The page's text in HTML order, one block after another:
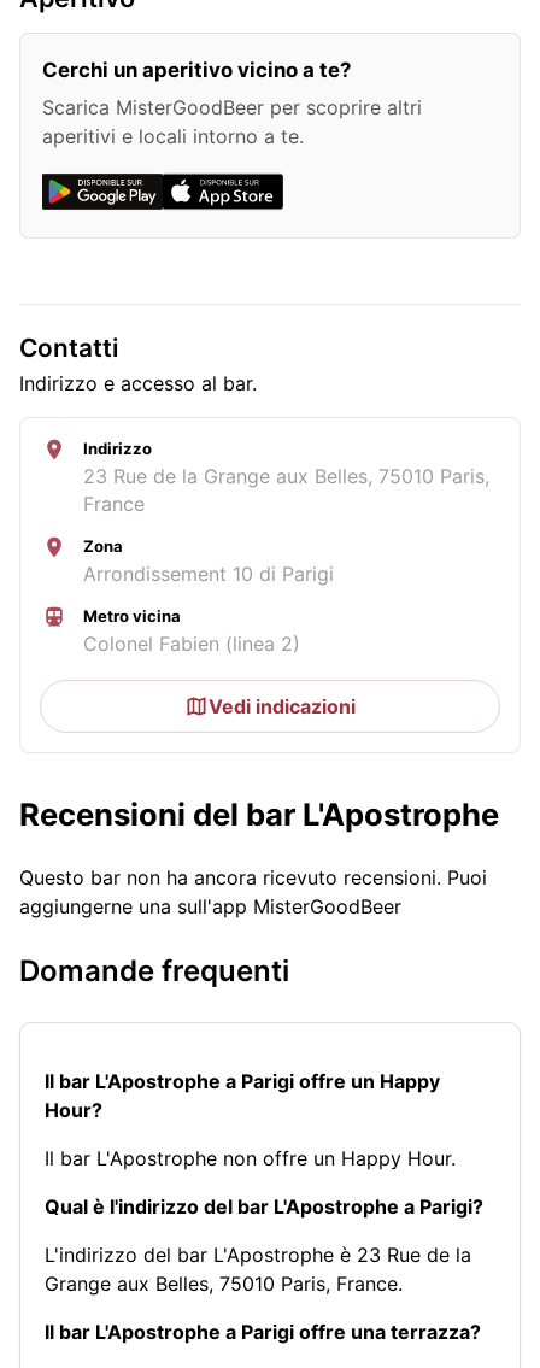
Cerchi un aperitivo vicino a te?
Scarica MisterGoodBeer per scoprire altri
aperitivi e locali intorno a te.
Contatti
Indirizzo e accesso al bar.
Indirizzo
23 Rue de la Grange aux Belles, 75010 Paris,
France
Zona
Arrondissement 10 di Parigi
Metro vicina
Colonel Fabien (linea 2)
Vedi indicazioni
Recensioni del bar L'Apostrophe
Questo bar non ha ancora ricevuto recensioni. Puoi
aggiungerne una sull'app MisterGoodBeer
Domande frequenti
Il bar L'Apostrophe a Parigi offre un Happy
Hour?
Il bar L'Apostrophe non offre un Happy Hour.
Qual è l'indirizzo del bar L'Apostrophe a Parigi?
L'indirizzo del bar L'Apostrophe è 23 Rue de la
Grange aux Belles, 75010 Paris, France.
Il bar L'Apostrophe a Parigi offre una terrazza?